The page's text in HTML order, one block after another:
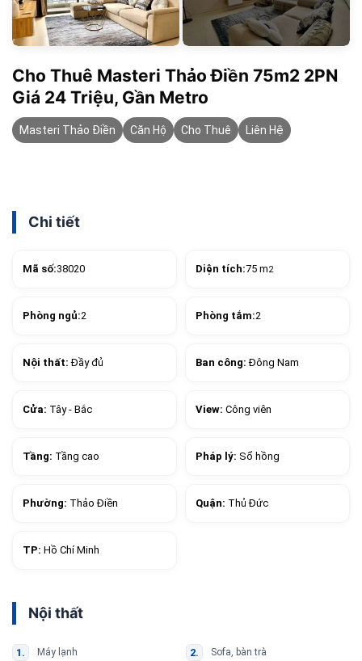
Cho Thuê Masteri Thảo Điền 75m2 2PN
Giá 24 Triệu, Gần Metro
Masteri Thảo Điền Căn Hộ Cho Thuê Liên Hệ
Chi tiết
Mã số:38020 Diện tích:75 m2
Phòng ngủ:2 Phòng tắm:2
Nội thất:Đầy đủ Ban công:Đông Nam
Cửa: Tây - Bắc View: Công viên
Tầng: Tầng cao Pháp lý: Sổ hồng
Phường: Thảo Điền Quận: Thủ Đức
TP: Hồ Chí Minh
Nội thất
Máy lạnh Sofa, bàn trà